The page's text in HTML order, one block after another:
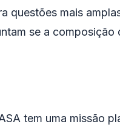
questões mais
se a
tem uma missão